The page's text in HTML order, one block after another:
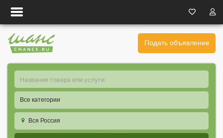
Подать объявление
Все категории
Вся Россия